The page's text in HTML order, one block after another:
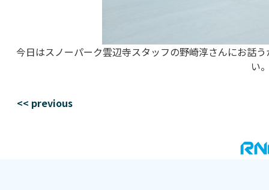
今日はスノーパーク雲辺寺スタッフの野崎淳さんにお話
い
<< previous